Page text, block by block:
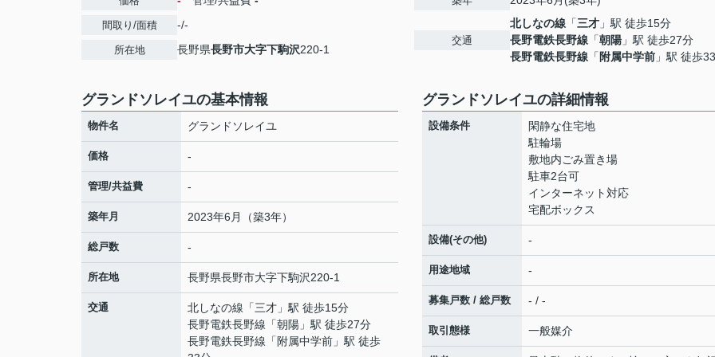
間取り/面積 -/-
所在地 長野県長野市大字下駒沢220-1
交通
北しなの線 「三才 」駅 徒歩15分
長野電鉄長野線 「朝陽 」駅 徒歩27分
長野電鉄長野線 「 附属中学前 」駅 徒歩
グランドソレイユの基本情報
物件名 グランドソレイユ
価格 -
管理/共益費 -
築年月 2023年6月（築3年）
総戸数 -
所在地 長野県長野市大字下駒沢220-1
交通 北しなの線 「三才 」駅 徒歩15分
長野電鉄長野線 「朝陽 」駅 徒歩27分
長野電鉄長野線 「 附属中学前 」駅 徒歩
グランドソレイユの詳細情報
設備条件
閑静な住宅地
駐輪場
敷地内ごみ置き場
駐車2台可
インターネット対応
宅配ボックス
設備(その他) -
用途地域 -
募集戸数 / 総戸数 - / -
取引態様 一般媒介